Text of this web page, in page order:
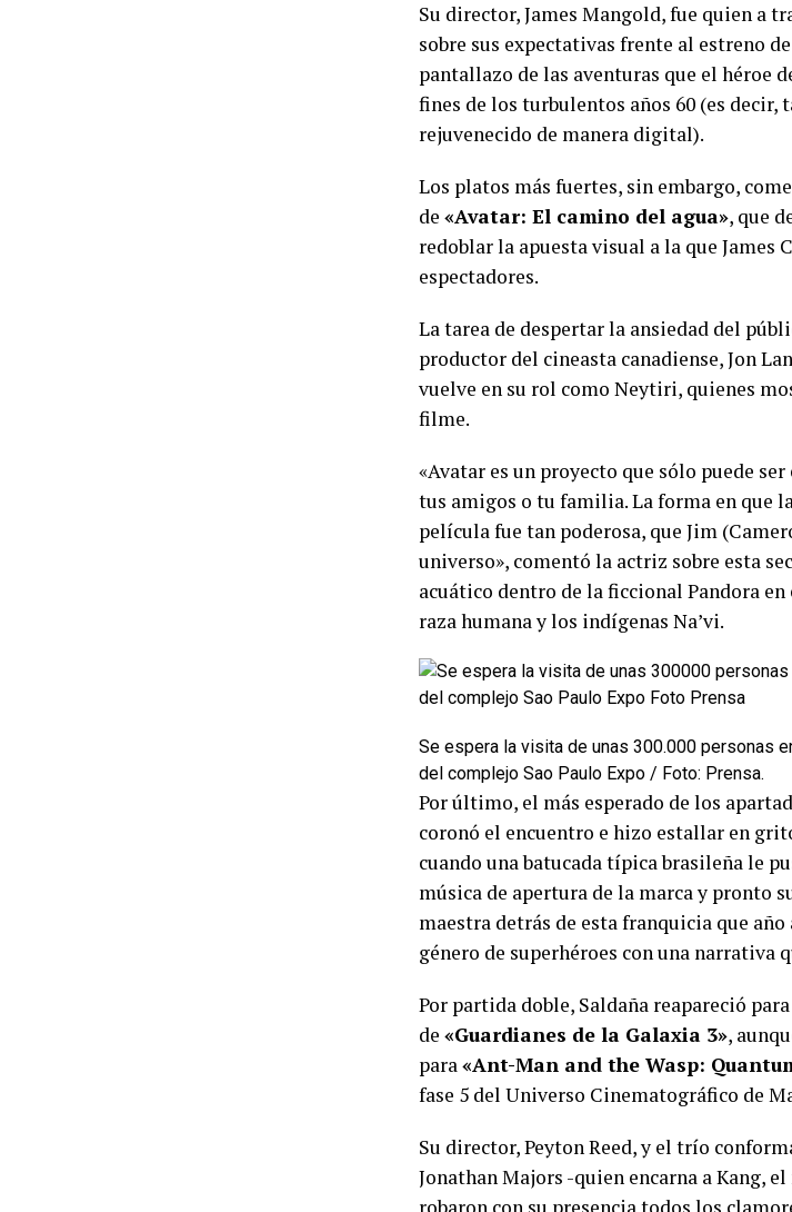
Su director, James Mangold, fue quien a
sobre sus expectativas frente al estreno
pantallazo de las aventuras que el héroe
fines de los turbulentos años 60 (es
rejuvenecido de manera digital).
Los platos más fuertes, sin embargo,
de «Avatar: El camino del agua», que
redoblar la apuesta visual a la que James
espectadores.
La tarea de despertar la ansiedad del
productor del cineasta canadiense, Jon
vuelve en su rol como Neytiri, quienes
filme.
«Avatar es un proyecto que sólo puede
tus amigos o tu familia. La forma en que
película fue tan poderosa, que Jim
universo», comentó la actriz sobre esta
acuático dentro de la ficcional Pandora
raza humana y los indígenas Na’vi.
Se espera la visita de unas 300.000 personas
del complejo Sao Paulo Expo / Foto: Prensa.
Por último, el más esperado de los
coronó el encuentro e hizo estallar en
cuando una batucada típica brasileña le
música de apertura de la marca y pronto
maestra detrás de esta franquicia que
género de superhéroes con una narrativa
Por partida doble, Saldaña reapareció
de «Guardianes de la Galaxia 3»,
para«Ant-Man and the Wasp:
fase 5 del Universo Cinematográfico de
Su director, Peyton Reed, y el trío
Jonathan Majors -quien encarna a Kang,